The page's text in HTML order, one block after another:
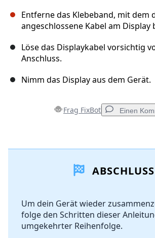
Entferne das Klebeband, mit dem
angeschlossene Kabel am Display
Löse das Displaykabel vorsichtig
Anschluss.
Nimm das Display aus dem Gerät.
Frag FixBot Einen
Kommentar hinzufügen
Abbrechen
ABSCHLUSS
Um dein Gerät wieder
folge den Schritten dieser
umgekehrter Reihenfolge.